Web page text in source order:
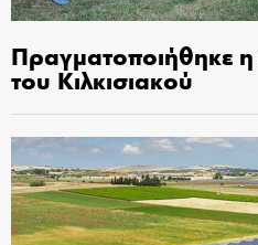
Πραγματοποιήθηκε
του Κιλκισιακού